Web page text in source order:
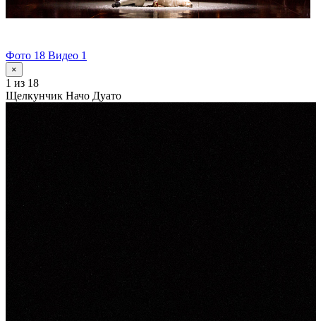
Фото 18 Видео 1
×
1 из 18
Щелкунчик Начо Дуато